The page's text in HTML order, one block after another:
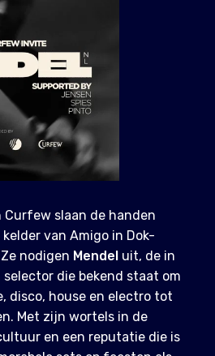
Curfew slaan de handen
van Amigo in Dok-
nodigen Mendel uit, de in
die bekend staat om
disco, house en electro tot
Met zijn wortels in de
en een reputatie die is